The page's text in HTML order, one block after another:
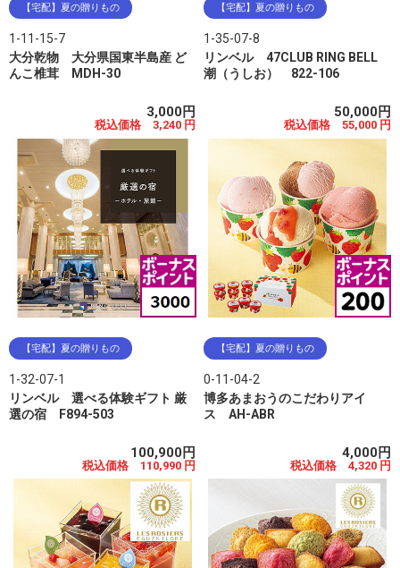
【宅配】夏の贈りもの
1-11-15-7
大分乾物 大分県国東半島産 ど
んこ椎茸 MDH-30
3,000円
税込価格 3,240 円
【宅配】夏の贈りもの
1-35-07-8
リンベル 47CLUB RING BELL
潮（うしお） 822-106
50,000円
税込価格 55,000 円
【宅配】夏の贈りもの
1-32-07-1
リンベル 選べる体験ギフト 厳
選の宿 F894-503
100,900円
税込価格 110,990 円
【宅配】夏の贈りもの
0-11-04-2
博多あまおうのこだわりアイ
ス AH-ABR
4,000円
税込価格 4,320 円